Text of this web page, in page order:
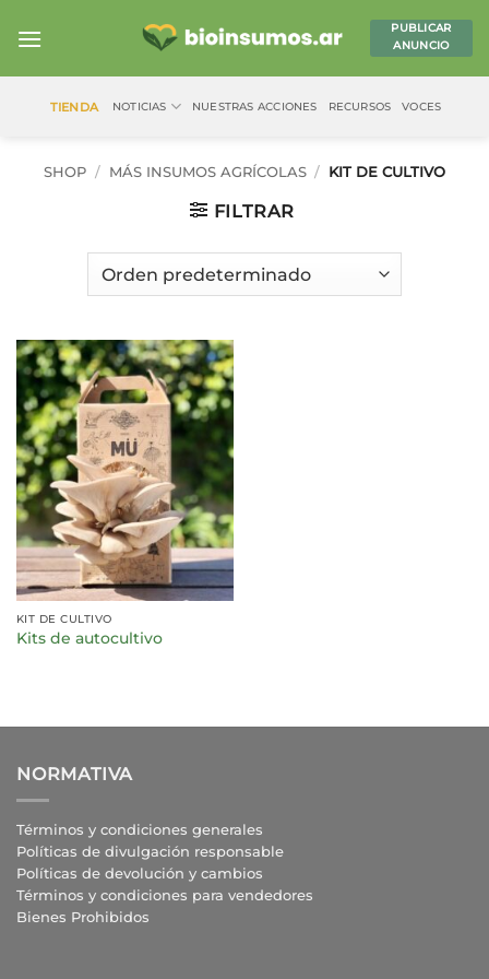
PUBLICAR
ANUNCIO
TIENDA NOTICIAS NUESTRAS ACCIONES RECURSOS VOCES
SHOP / MÁS INSUMOS AGRÍCOLAS / KIT DE CULTIVO
FILTRAR
KIT DE CULTIVO
Kits de autocultivo
NORMATIVA
Términos y condiciones generales
Políticas de divulgación responsable
Políticas de devolución y cambios
Términos y condiciones para vendedores
Bienes Prohibidos